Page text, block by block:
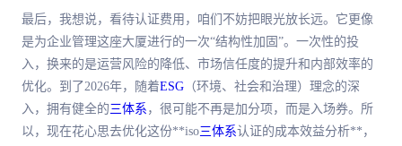
最后，我想说，看待认证费用，咱们不妨把眼光放长远。它更像
是为企业管理这座大厦进行的一次“结构性加固”。一次性的投
入，换来的是运营风险的降低、市场信任度的提升和内部效率的
优化。到了2026年，随着ESG （环境、社会和治理）理念的深
入，拥有健全的三体系 ，很可能不再是加分项，而是入场券。所
以，现在花心思去优化这份**iso三体系认证的成本效益分析**，